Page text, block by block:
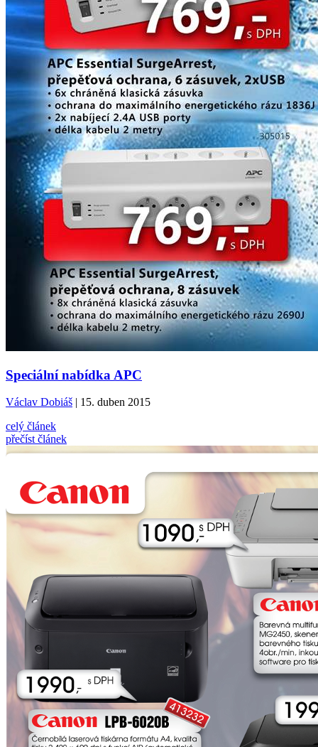
Speciální nabídka APC
Václav Dobiáš | 15. duben 2015
celý článek
přečíst článek